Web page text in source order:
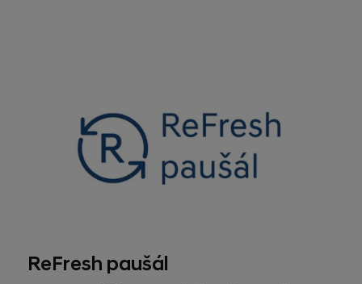
ReFresh paušál